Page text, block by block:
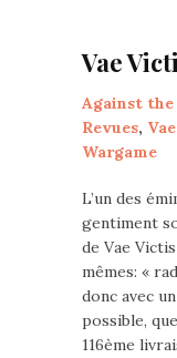
Vae
Against the
Revues,
Wargame
L’un des
gentiment
de Vae
mêmes: «
donc avec
possible,
116ème